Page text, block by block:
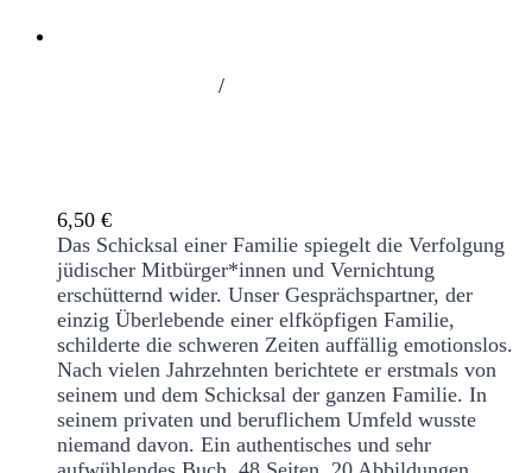
/
6,50 €
Das Schicksal einer Familie spiegelt die Verfolgung
jüdischer Mitbürger*innen und Vernichtung
erschütternd wider. Unser Gesprächspartner, der
einzig Überlebende einer elfköpfigen Familie,
schilderte die schweren Zeiten auffällig emotionslos.
Nach vielen Jahrzehnten berichtete er erstmals von
seinem und dem Schicksal der ganzen Familie. In
seinem privaten und beruflichem Umfeld wusste
niemand davon. Ein authentisches und sehr